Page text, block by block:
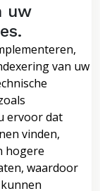
uw
van uw
ervoor dat
vinden,
hogere
waardoor